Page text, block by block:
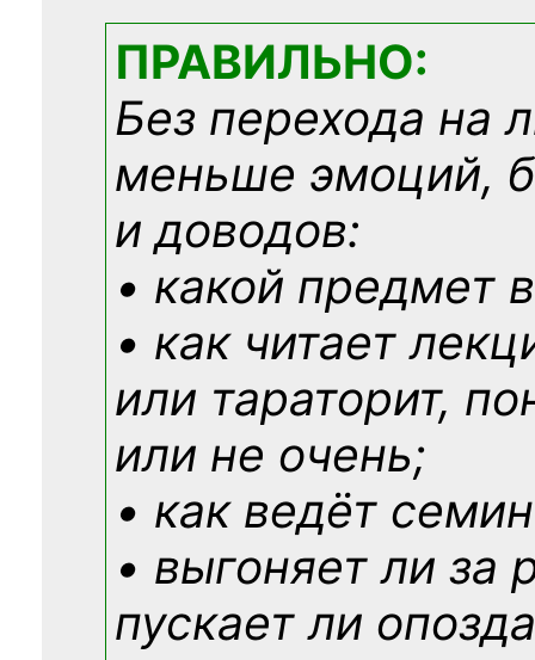
ПРАВИЛЬНО:
Без перехода на
меньше эмоций,
и доводов:
• какой предмет
• как читает
или тараторит,
или не очень;
• как ведёт
• выгоняет ли за
пускает ли